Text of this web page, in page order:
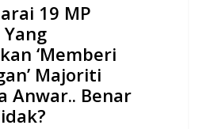
19 MP
‘Memberi
Majoriti
Anwar.. Benar